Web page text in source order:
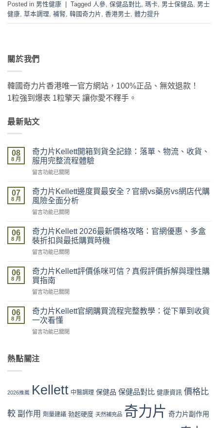
Posted in 男性健康 Tagged 人參, 保健品對比, 瑪卡, 男士保健品, 男士
健康, 草本調理, 補腎, 韓國奇力片, 香港男士, 體力提升
關於我們
韓國奇力片香港唯一官方網站，100%正品、無效退款！
1粒強到爆表 1粒擎天 讓你愛不釋手。
最新貼文
08
8 月
奇力片Kellett開箱到貨全記錄：落單、物流、收貨、
服用完整流程體驗
在
力
片
Kellett
開
到
貨
記
落
單、
流、
貨、
服
用
流
程
中
留言功能已關閉
07
8 月
奇力片Kellett邊度買最安全？官網vs藥房vs網店代購
風險全面分析
在
力
片
Kellett
邊
買
最
全？
網
vs
房
店
風
險
面
分
留言功能已關閉
06
8 月
奇力片Kellett 2026最新價格攻略：官網優惠、多盒
裝折扣與最抵購買時機
在
力
片
Kellett
2026
新
攻
網
盒
扣
留言功能已關閉
06
8 月
奇力片Kellett評價係咪可信？真假評價拆解與理性購
買指南
在
力
片
Kellett
評
咪
假
拆
留言功能已關閉
06
8 月
奇力片Kellett官網購買流程完整教學：從下單到收貨
一次看懂
在
片
購
程
留言功能已關閉
熱點關注
2026推薦 Kellett 中醫調理 保健品 保健品對比 健康資訊 價格比
較 副作用 劑量建議 勃起硬度 天然補充品 奇力片 奇力片副作用